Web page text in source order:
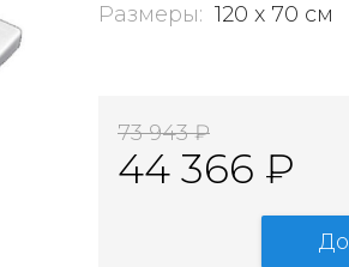
Размеры: 120 x 70 см
73 943 ₽
44 366 ₽